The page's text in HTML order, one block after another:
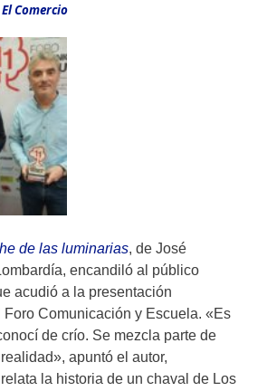
El Comercio
de las luminarias, de José
encandiló al público
acudió a la presentación
Comunicación y Escuela. «Es
de crío. Se mezcla parte de
apuntó el autor,
la historia de un chaval de Los